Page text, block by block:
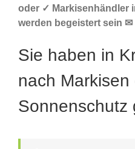
oder ✓ Markisenhändler
werden begeistert sein
Sie haben in
nach Markisen
Sonnenschutz